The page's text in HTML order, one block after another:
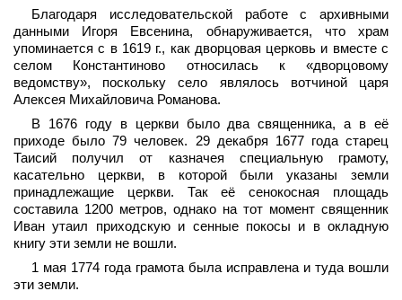
Благодаря исследовательской работе с архивными
данными Игоря Евсенина, обнаруживается, что храм
упоминается с в 1619 г., как дворцовая церковь и вместе с
селом Константиново относилась к «дворцовому
ведомству», поскольку село являлось вотчиной царя
Алексея Михайловича Романова.
В 1676 году в церкви было два священника, а в её
приходе было 79 человек. 29 декабря 1677 года старец
Таисий получил от казначея специальную грамоту,
касательно церкви, в которой были указаны земли
принадлежащие церкви. Так её сенокосная площадь
составила 1200 метров, однако на тот момент священник
Иван утаил приходскую и сенные покосы и в окладную
книгу эти земли не вошли.
1 мая 1774 года грамота была исправлена и туда вошли
эти земли.